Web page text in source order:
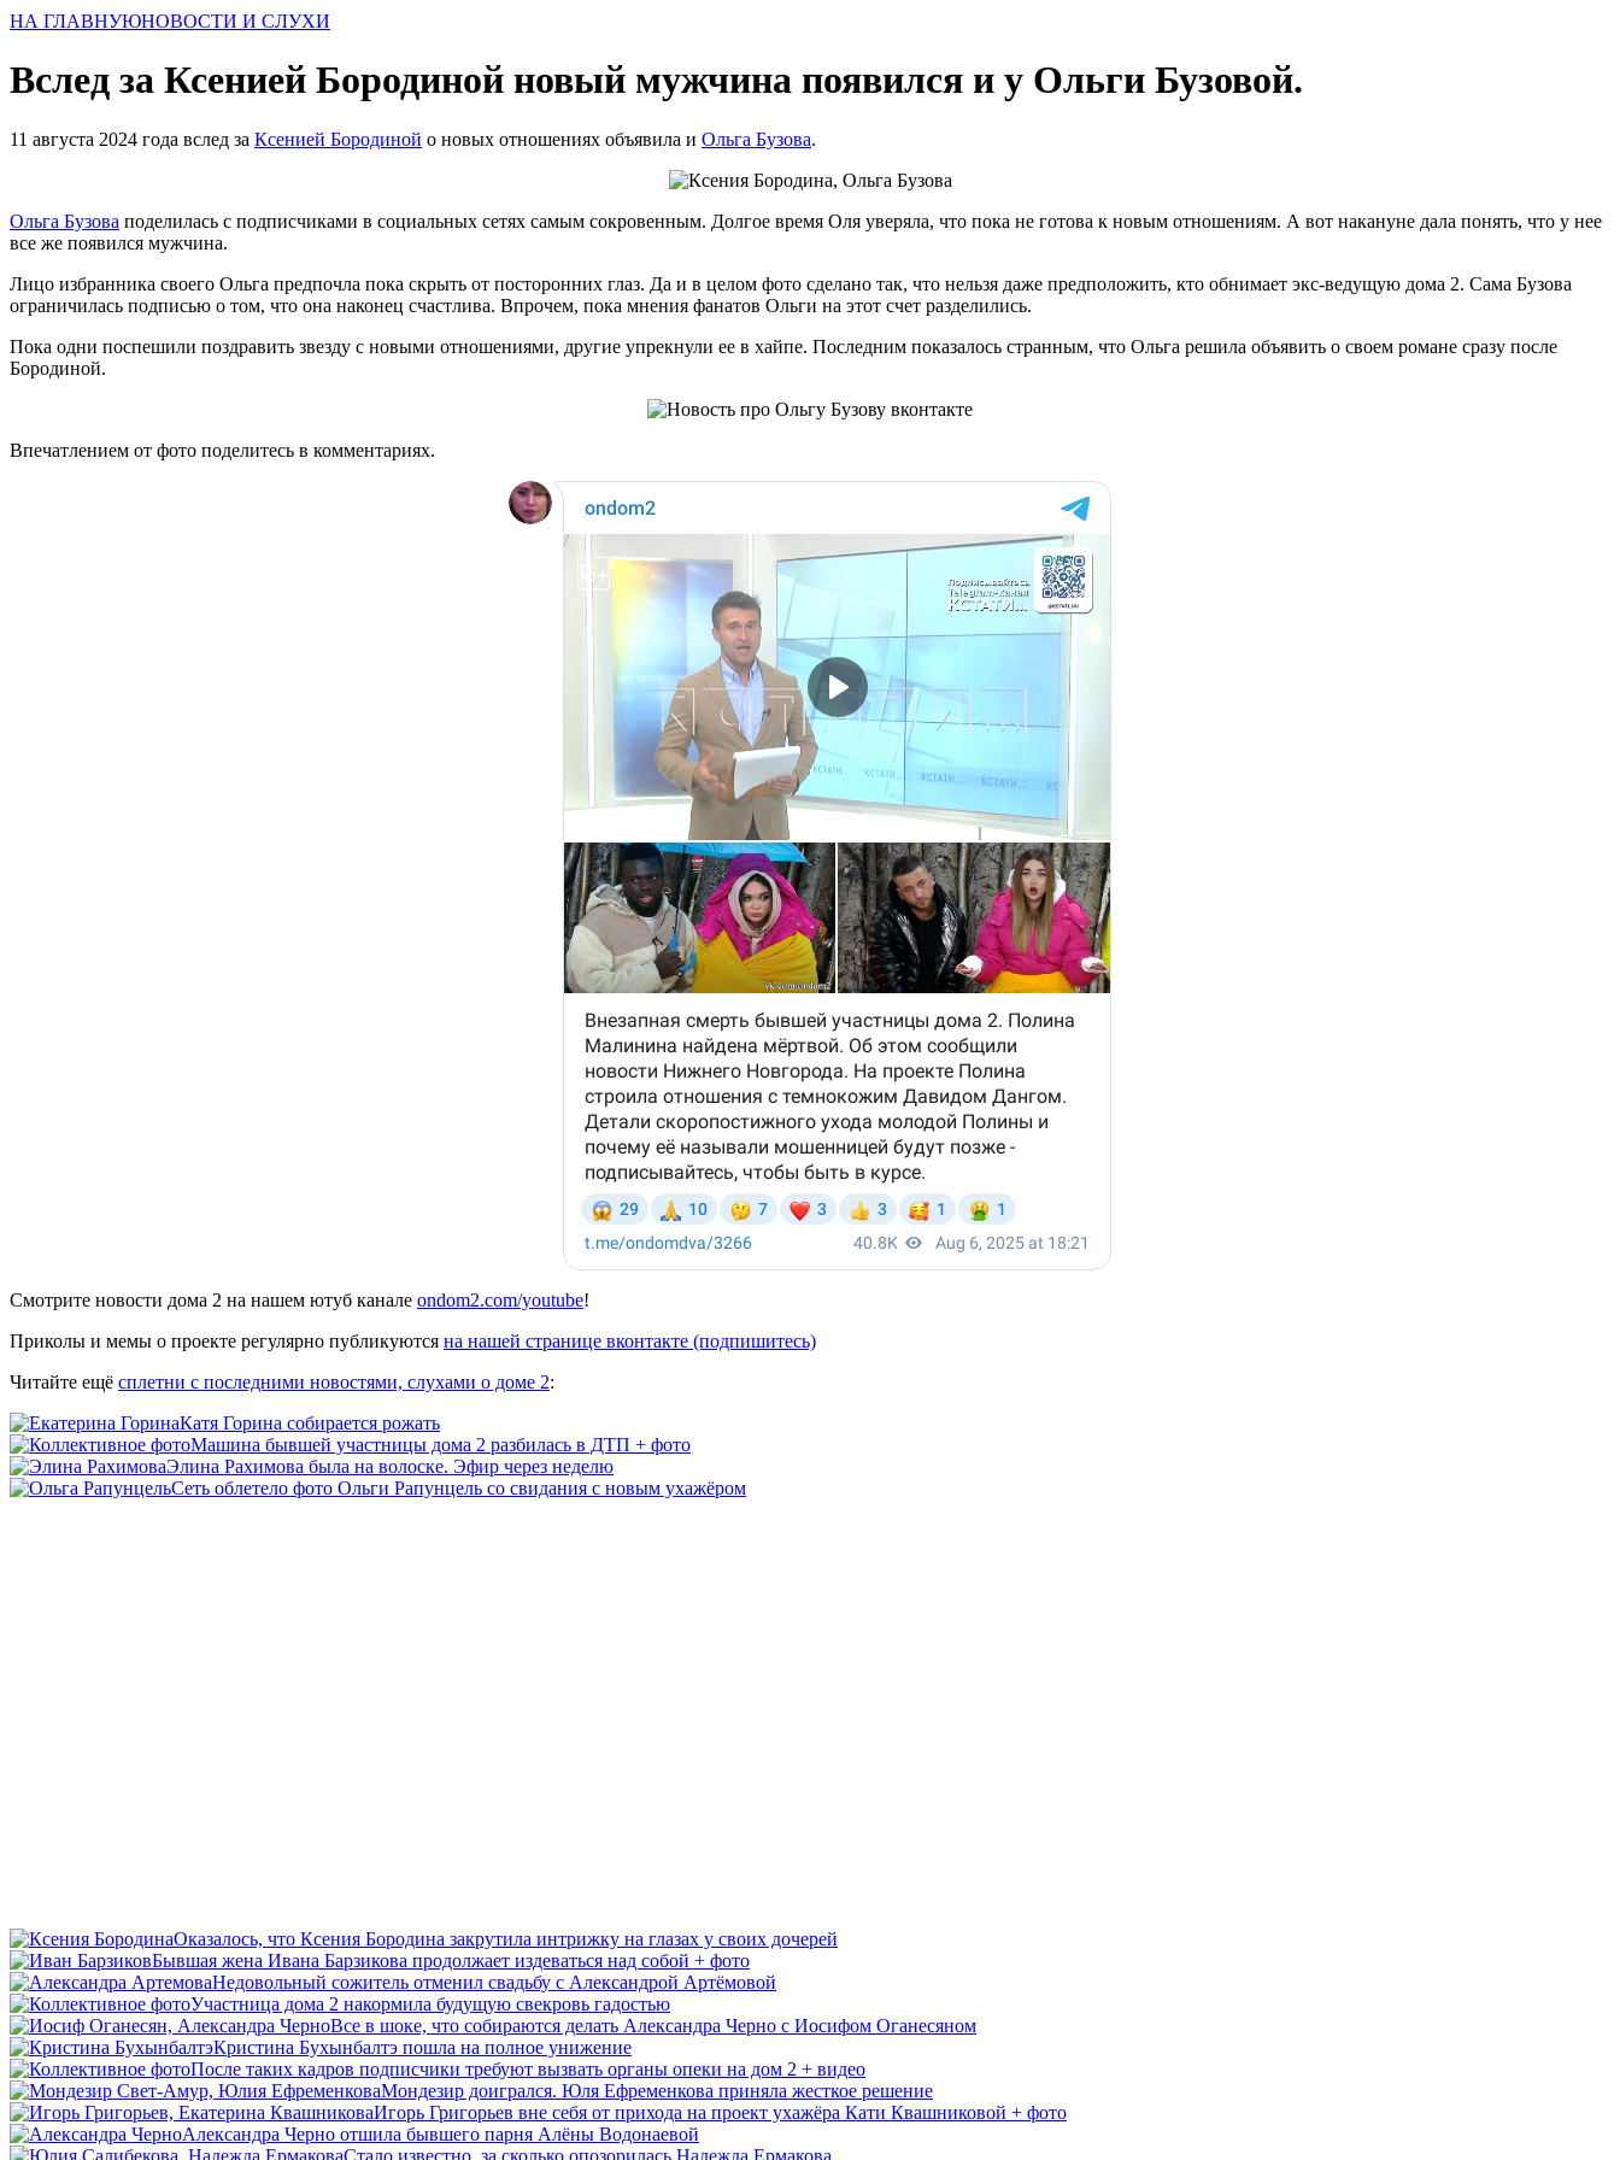
НА ГЛАВНУЮНОВОСТИ И СЛУХИ
Вслед за Ксенией Бородиной новый мужчина появился и у Ольги Бузовой.
11 августа 2024 года вслед за Ксенией Бородиной о новых отношениях объявила и Ольга Бузова.
Ольга Бузова поделилась с подписчиками в социальных сетях самым сокровенным. Долгое время Оля уверяла, что пока не готова к новым отношениям. А вот накануне дала понять, что у нее
все же появился мужчина.
Лицо избранника своего Ольга предпочла пока скрыть от посторонних глаз. Да и в целом фото сделано так, что нельзя даже предположить, кто обнимает экс-ведущую дома 2. Сама Бузова
ограничилась подписью о том, что она наконец счастлива. Впрочем, пока мнения фанатов Ольги на этот счет разделились.
Пока одни поспешили поздравить звезду с новыми отношениями, другие упрекнули ее в хайпе. Последним показалось странным, что Ольга решила объявить о своем романе сразу после
Бородиной.
Впечатлением от фото поделитесь в комментариях.
Смотрите новости дома 2 на нашем ютуб канале ondom2.com/youtube!
Приколы и мемы о проекте регулярно публикуются на нашей странице вконтакте (подпишитесь)
Читайте ещё сплетни с последними новостями, слухами о доме 2:
Катя Горина собирается рожать
Машина бывшей участницы дома 2 разбилась в ДТП + фото
Элина Рахимова была на волоске. Эфир через неделю
Сеть облетело фото Ольги Рапунцель со свидания с новым ухажёром
Оказалось, что Ксения Бородина закрутила интрижку на глазах у своих дочерей
Бывшая жена Ивана Барзикова продолжает издеваться над собой + фото
Недовольный сожитель отменил свадьбу с Александрой Артёмовой
Участница дома 2 накормила будущую свекровь гадостью
Все в шоке, что собираются делать Александра Черно с Иосифом Оганесяном
Кристина Бухынбалтэ пошла на полное унижение
После таких кадров подписчики требуют вызвать органы опеки на дом 2 + видео
Мондезир доигрался. Юля Ефременкова приняла жесткое решение
Игорь Григорьев вне себя от прихода на проект ухажёра Кати Квашниковой + фото
Александра Черно отшила бывшего парня Алёны Водонаевой
Стало известно, за сколько опозорилась Надежда Ермакова